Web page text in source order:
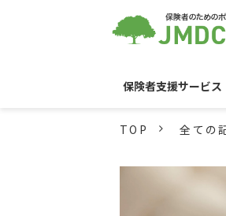
保険者支援サービス
TOP 全ての